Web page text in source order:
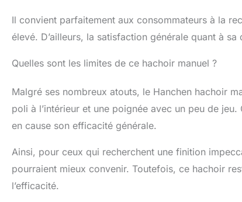
Il convient parfaitement aux consommateurs à la
élevé. D’ailleurs, la satisfaction générale quant à
Quelles sont les limites de ce hachoir manuel ?
Malgré ses nombreux atouts, le Hanchen hachoir
poli à l’intérieur et une poignée avec un peu de
en cause son efficacité générale.
Ainsi, pour ceux qui recherchent une finition
pourraient mieux convenir. Toutefois, ce hachoir
l’efficacité.